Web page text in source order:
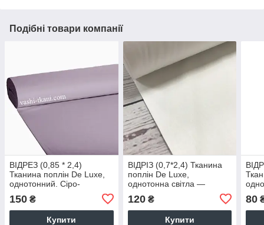
Подібні товари компанії
ВІДРЕЗ (0,85 * 2,4)
Тканина поплін De Luxe,
однотонний. Сіро-
мережевий 100% бавовна.
(P-FR-0056)
150 ₴
Купити
ВІДРІЗ (0,7*2,4) Тканина
поплін De Luxe,
однотонна світла —
аквамарин 100% бавовна.
(P-FR-0066)
120₴
Купити
2,4
80